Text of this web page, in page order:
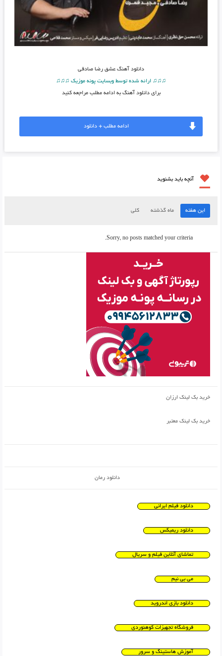
دانلود آهنگعشق رضا صادقی
♫♫♫ ارائه شده توسط وبسایت پونه موزیک ♫♫♫
برای دانلود آهنگ به ادامه مطلب مراجعه کنید
ادامه مطلب + دانلود
آنچه باید بشنوید
این هفته ماه گذشته کلی
Sorry, no posts matched your criteria.
خرید بک لینک ارزان
خرید بک لینک معتبر
دانلود رمان
دانلود فیلم ایرانی
دانلود ریمیکس
تماشای آنلاین فیلم و سریال
می بی نیم
دانلود بازی اندروید
فروشگاه تجهیزات کوهنوردی
آموزش هاستینگ و سرور